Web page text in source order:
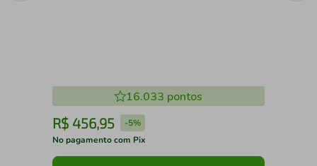
16.033 pontos
R$ 456,95 -5%
No pagamento com Pix